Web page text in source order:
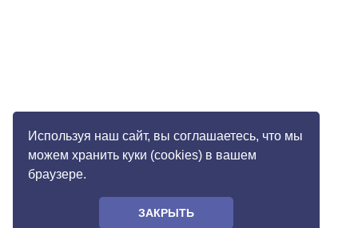
Используя наш сайт, вы соглашаетесь, что мы
можем хранить куки (cookies) в вашем
браузере.
ЗАКРЫТЬ